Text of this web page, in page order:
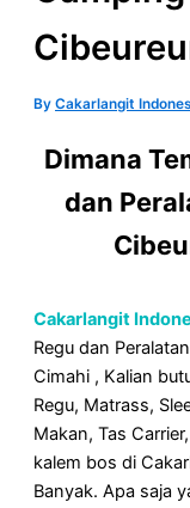
By Cakarlangit
Dimana
dan
Cakarlangit
Regu dan
Cimahi , Kalian
Regu, Matrass,
Makan, Tas
kalem bos di
Banyak. Apa saja